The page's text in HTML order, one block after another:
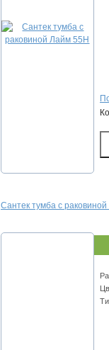
Сантек тумба с